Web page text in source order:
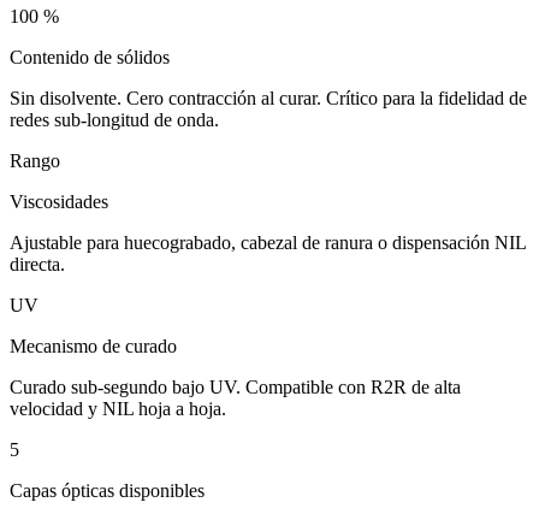
100 %
Contenido de sólidos
Sin disolvente. Cero contracción al curar. Crítico para la fidelidad de
redes sub-longitud de onda.
Rango
Viscosidades
Ajustable para huecograbado, cabezal de ranura o dispensación NIL
directa.
UV
Mecanismo de curado
Curado sub-segundo bajo UV. Compatible con R2R de alta
velocidad y NIL hoja a hoja.
5
Capas ópticas disponibles